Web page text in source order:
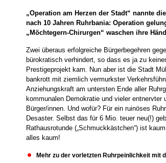
„Operation am Herzen der Stadt“ nannte
nach 10 Jahren Ruhrbania: Operation
„Möchtegern-Chirurgen“ waschen ihre
Zwei überaus erfolgreiche Bürgerbegehren
bürokratisch verhindert, so dass es ja zu
Prestigeprojekt kam. Nun aber ist die Stadt
bankrott mit ziemlich vermurkster
Anziehungskraft am untersten Ende aller
kommunalen Demokratie und vieler entnervter
Bürger/innen. Und wofür? Für ein ruinöses
Desaster. Selbst das für 6 Mio. teuer neu(!)
Rathausrotunde („Schmuckkästchen“) ist
alles kaum!
Mehr zu der vorletzten Ruhrpeinlichkeit mit